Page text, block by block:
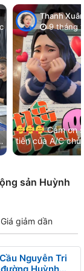
Thanh Xuân
9 tháng
Cảm ơn
tiên của A/C chủ
và kết nối nhẹ
sản Huỳnh
Giá giảm dần
Nguyễn Tri